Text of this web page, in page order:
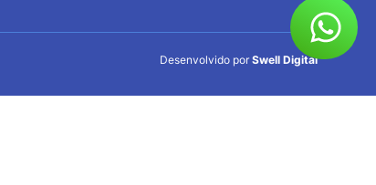
Desenvolvido por Swell Digital